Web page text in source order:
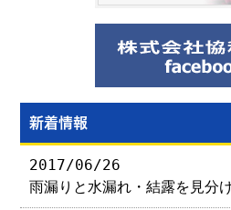
新着情報
2017/06/26
雨漏りと水漏れ・結露を見分